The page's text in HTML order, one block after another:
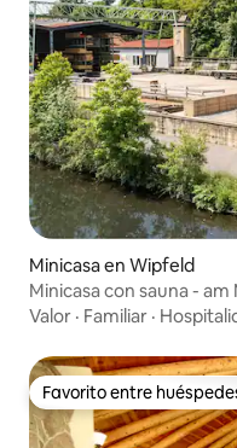
Minicasa en Wipfeld
Minicasa con sauna -
Valor · Familiar ·
Favorito entre
Favorito entre